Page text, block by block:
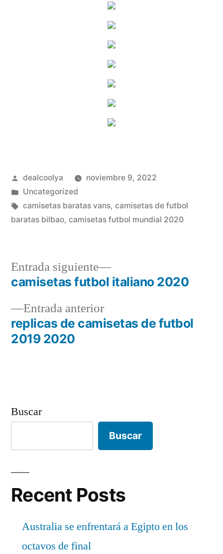
Publicado
por
dealcoolya
noviembre 9, 2022
Publicado
en
Uncategorized
Etiquetas:
camisetas baratas vans, camisetas de futbol
baratas bilbao, camisetas futbol mundial 2020
Navegación
de
entradas
Entrada anteriorEntrada
anterior:
replicas de camisetas de futbol
2019 2020
Entrada siguiente
Entrada
siguiente:
camisetas futbol italiano 2020
Buscar
Buscar
Recent Posts
Australia se enfrentará a Egipto en los
octavos de final